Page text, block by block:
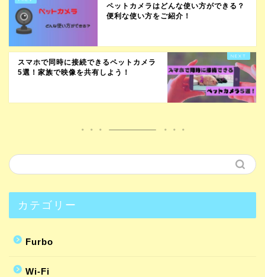
ペットカメラはどんな使い方ができる？
便利な使い方をご紹介！
スマホで同時に接続できるペットカメラ
5選！家族で映像を共有しよう！
カテゴリー
Furbo
Wi-Fi